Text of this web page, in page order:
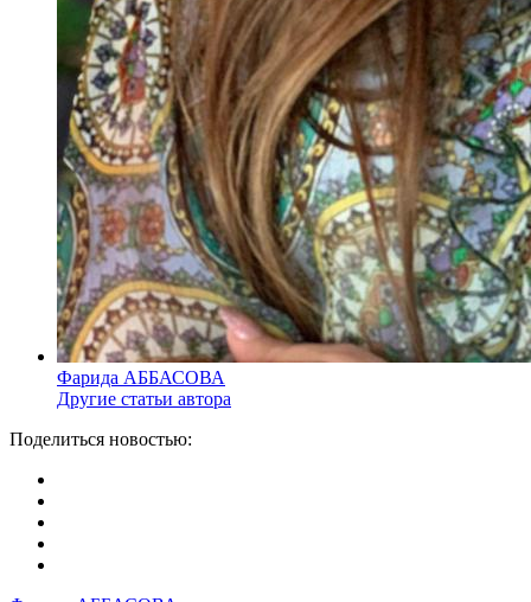
Фарида АББАСОВА
Другие статьи автора
Поделиться новостью: